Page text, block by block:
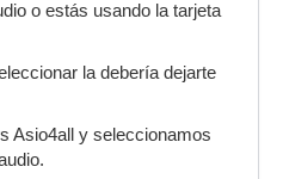
o estás usando la tarjeta
la debería dejarte
Asio4all y seleccionamos